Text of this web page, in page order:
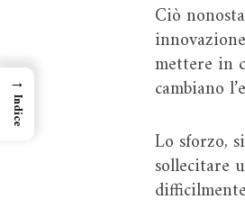
Ciò
mettere in
cambiano
Lo sforzo,
sollecitare
→
Indice